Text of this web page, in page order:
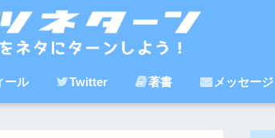
ール Twitter 著書 メッセージ